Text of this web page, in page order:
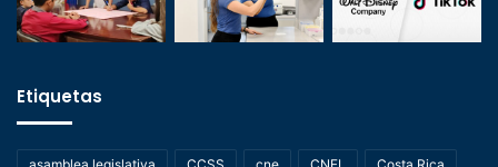
Etiquetas